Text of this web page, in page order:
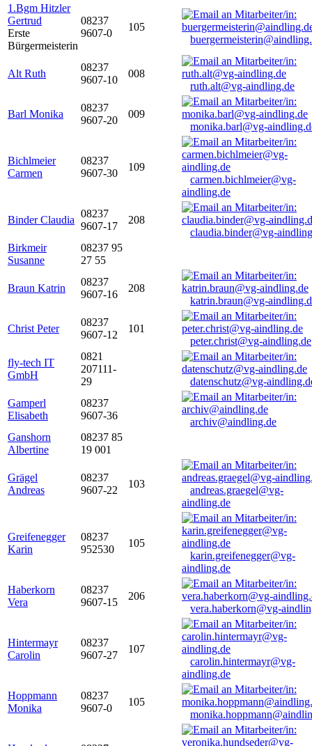
1.Bgm Hitzler
Gertrud
Erste
Bürgermeisterin
08237
9607-0
105
Alt Ruth
08237
9607-10
008
ruth.alt@vg-aindling.de
Barl Monika
08237
9607-20
009
monika.barl@vg-
Bichlmeier
Carmen
08237
9607-30
109
carmen.bichlmeier@vg-
aindling.de
Binder Claudia
08237
9607-17
208
claudia.binder@vg-
Birkmeir
Susanne
08237 95
27 55
Braun Katrin
08237
9607-16
208
katrin.braun@vg-
Christ Peter
08237
9607-12
101
peter.christ@vg-aindling.de
fly-tech IT
GmbH
0821
207111-
29
datenschutz@vg-
Gamperl
Elisabeth
08237
9607-36
archiv@aindling.de
Ganshorn
Albertine
08237 85
19 001
Grägel
Andreas
08237
9607-22
103
andreas.graegel@vg-
aindling.de
Greifenegger
Karin
08237
952530
105
karin.greifenegger@vg-
aindling.de
Haberkorn
Vera
08237
9607-15
206
vera.haberkorn@vg-
Hintermayr
Carolin
08237
9607-27
107
carolin.hintermayr@vg-
aindling.de
Hoppmann
Monika
08237
9607-0
105